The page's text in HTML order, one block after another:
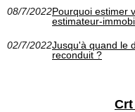
08/7/2022Pourquoi estimer
estimateur-
02/7/2022Jusqu'à quand le
reconduit ?